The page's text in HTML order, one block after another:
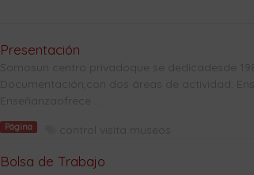
Presentación
Somosun centro privadoque se dedicadesde
Documentación,con dos áreas de actividad:
Enseñanzaofrece ...
Página control visita museos
Bolsa de Trabajo